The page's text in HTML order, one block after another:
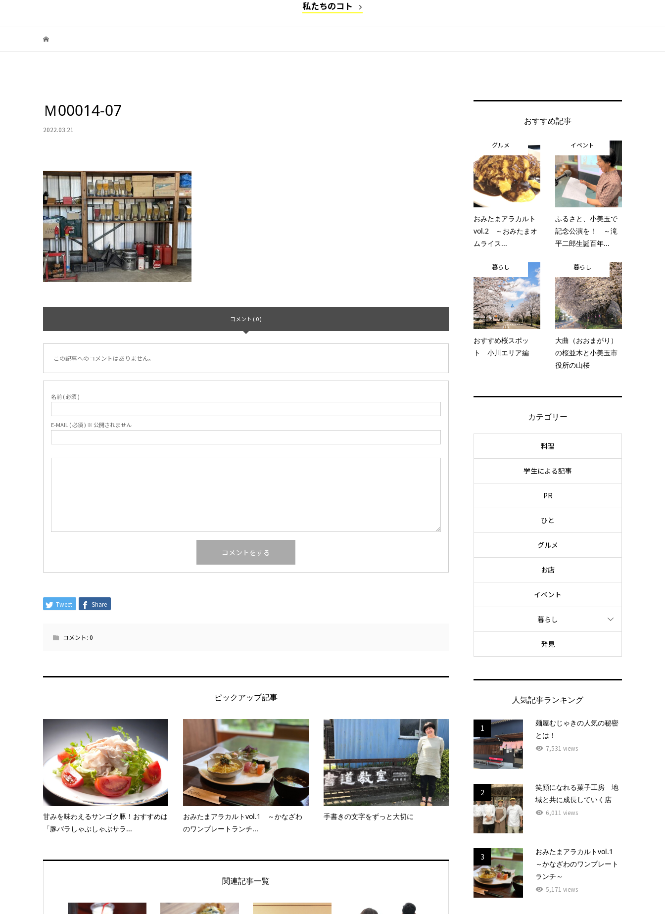
私たちのコト
Ｍ00014-07
2022.03.21
コメント ( 0 )
この記事へのコメントはありません。
名前 ( 必須 )
E-MAIL ( 必須 ) ※ 公開されません
Tweet Share
コメント: 0
ピックアップ記事
甘みを味わえるサンゴク豚！おすすめは
「豚バラしゃぶしゃぶサラ...
おみたまアラカルトvol.1 ～かなざわ
のワンプレートランチ...
手書きの文字をずっと大切に
関連記事一覧
おすすめ記事
グルメ
おみたまアラカルト
vol.2 ～おみたまオ
ムライス...
イベント
ふるさと、小美玉で
記念公演を！ ～滝
平二郎生誕百年...
暮らし
おすすめ桜スポッ
ト 小川エリア編
暮らし
大曲（おおまがり）
の桜並木と小美玉市
役所の山桜
カテゴリー
料理
学生による記事
PR
ひと
グルメ
お店
イベント
暮らし
発見
人気記事ランキング
1
麺屋むじゃきの人気の秘密
とは！
7,531 views
2
笑顔になれる菓子工房 地
域と共に成長していく店
6,011 views
3
おみたまアラカルトvol.1
～かなざわのワンプレート
ランチ～
5,171 views